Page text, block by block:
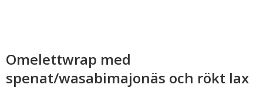
Omelettwrap med
spenat/wasabimajonäs och rökt lax